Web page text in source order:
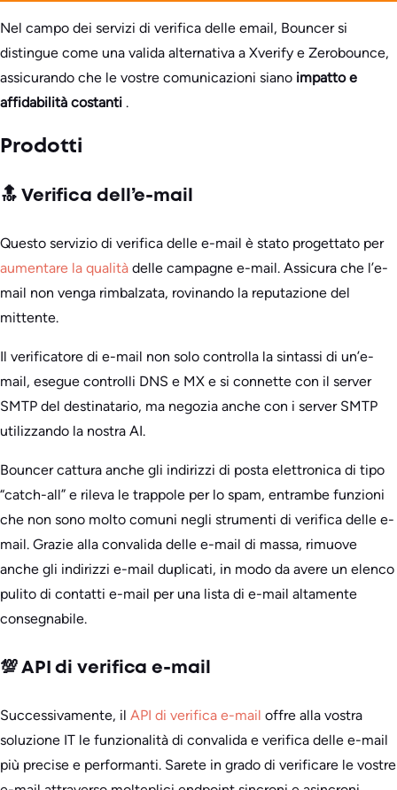
Nel campo dei servizi di verifica delle email, Bouncer si
distingue come una valida alternativa a Xverify e Zerobounce,
assicurando che le vostre comunicazioni siano impatto e
affidabilità costanti .
Prodotti
🔝 Verifica dell’e-mail
Questo servizio di verifica delle e-mail è stato progettato per
aumentare la qualità delle campagne e-mail. Assicura che l’e-
mail non venga rimbalzata, rovinando la reputazione del
mittente.
Il verificatore di e-mail non solo controlla la sintassi di un’e-
mail, esegue controlli DNS e MX e si connette con il server
SMTP del destinatario, ma negozia anche con i server SMTP
utilizzando la nostra AI.
Bouncer cattura anche gli indirizzi di posta elettronica di tipo
“catch-all” e rileva le trappole per lo spam, entrambe funzioni
che non sono molto comuni negli strumenti di verifica delle e-
mail. Grazie alla convalida delle e-mail di massa, rimuove
anche gli indirizzi e-mail duplicati, in modo da avere un elenco
pulito di contatti e-mail per una lista di e-mail altamente
consegnabile.
💯 API di verifica e-mail
Successivamente, il API di verifica e-mail offre alla vostra
soluzione IT le funzionalità di convalida e verifica delle e-mail
più precise e performanti. Sarete in grado di verificare le vostre